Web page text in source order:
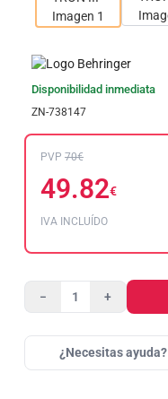
Disponibilidad inmediata
ZN-738147
PVP 70€
49.82€
IVA INCLUÍDO
− +
¿Necesitas ayuda?